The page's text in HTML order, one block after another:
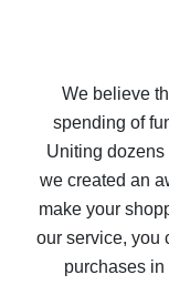
Five ways to
10% cash
The best
The best
We believe
spending of
Uniting
we created an
make your
our service, you
purchases in